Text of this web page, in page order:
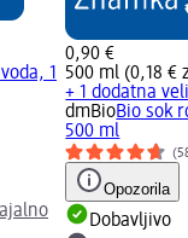
1
0,90 €
500 ml (0,18 €
+ 1 dodatna
dmBioBio sok
500 ml
Opozorila
Dobavljivo